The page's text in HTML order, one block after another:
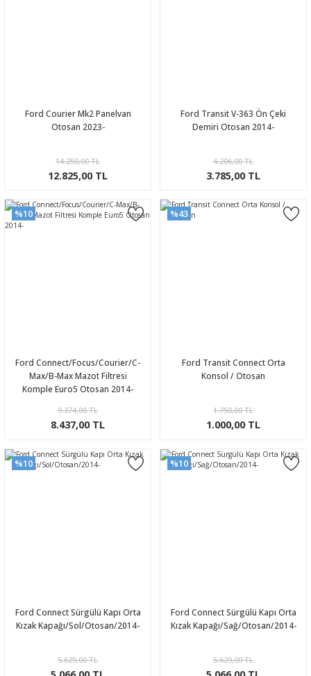
Ford Courier Mk2 Panelvan
Otosan 2023-
14.250,00 TL
12.825,00 TL
Ford Transit V-363 Ön Çeki
Demiri Otosan 2014-
4.206,00 TL
3.785,00 TL
%10
Ford Connect/Focus/Courier/C-
Max/B-Max Mazot Filtresi
Komple Euro5 Otosan 2014-
9.374,00 TL
8.437,00 TL
%43
Ford Transit Connect Orta
Konsol / Otosan
1.750,00 TL
1.000,00 TL
%10
Ford Connect Sürgülü Kapı Orta
Kızak Kapağı/Sol/Otosan/2014-
5.629,00 TL
%10
Ford Connect Sürgülü Kapı Orta
Kızak Kapağı/Sağ/Otosan/2014-
5.629,00 TL